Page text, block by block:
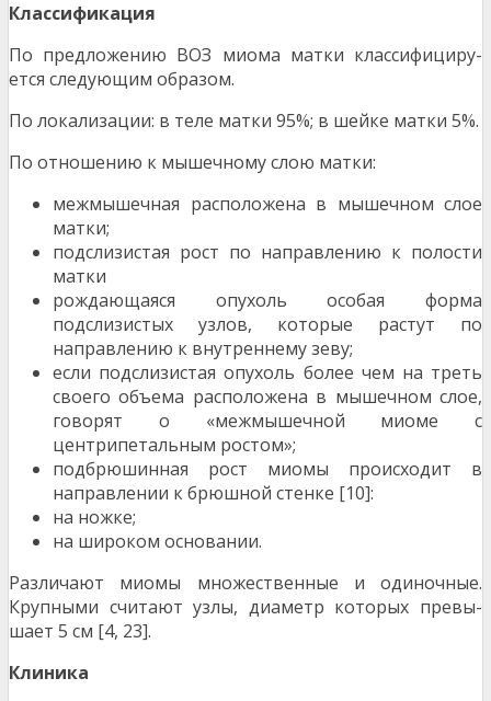
Классификация
По предложению ВОЗ миома матки классифициру­
ется следующим образом.
По локализации: в теле матки 95%; в шейке мат­ки 5%.
По отношению к мышечному слою матки:
межмышечная расположена в мышечном слое
матки;
подслизистая рост по направлению к полос­ти
матки
рождающаяся опухоль особая форма
подслизистых узлов, которые растут по
направле­нию к внутреннему зеву;
если подслизистая опухоль более чем на треть
своего объема расположена в мышеч­ном слое,
говорят о «межмышечной миоме с
центрипетальным ростом»;
подбрюшинная рост миомы происходит в
направлении к брюшной стенке [10]:
на ножке;
на широком основании.
Различают миомы множественные и одиночные.
Крупными считают узлы, диаметр которых превы­
шает 5 см [4, 23].
Клиника